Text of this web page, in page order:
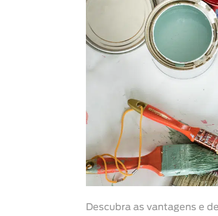
Descubra as vantagens e